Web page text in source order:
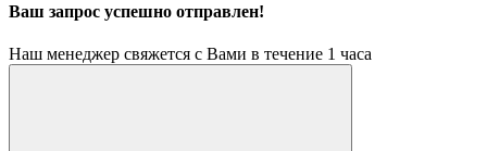
Ваш запрос успешно отправлен!
Наш менеджер свяжется с Вами в течение 1 часа